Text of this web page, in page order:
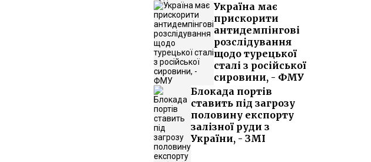
Україна має
прискорити
антидемпінгові
розслідування
щодо турецької
сталі з російської
сировини, - ФМУ
Блокада портів
ставить під загрозу
половину експорту
залізної руди з
України, - ЗМІ